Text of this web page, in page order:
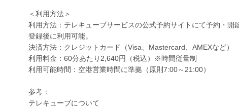
＜利用方法＞
利用方法：テレキューブサービスの公式予約サイトにて予約・
登録後に利用可能。
決済方法：クレジットカード（Visa、Mastercard、AMEXなど）
利用料金：60分あたり2,640円（税込）※時間従量制
利用可能時間：空港営業時間に準拠（原則7:00～21:00）
参考：
テレキューブについて